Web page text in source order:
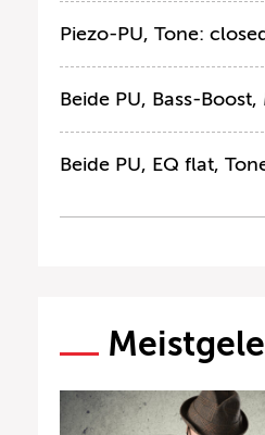
Piezo-PU, Tone:
Beide PU, Bass-
Beide PU, EQ flat,